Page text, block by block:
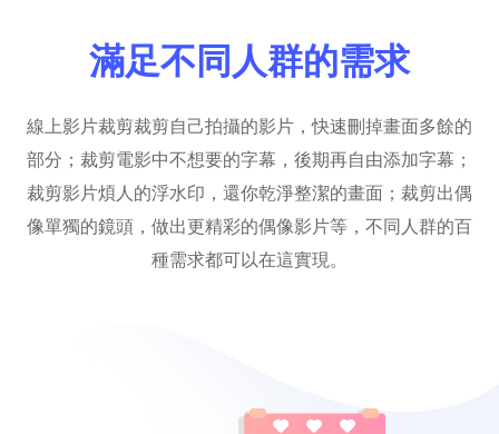
滿足不同人群的需求
線上影片裁剪裁剪自己拍攝的影片，快速刪掉畫面多餘的
部分；裁剪電影中不想要的字幕，後期再自由添加字幕；
裁剪影片煩人的浮水印，還你乾淨整潔的畫面；裁剪出偶
像單獨的鏡頭，做出更精彩的偶像影片等，不同人群的百
種需求都可以在這實現。